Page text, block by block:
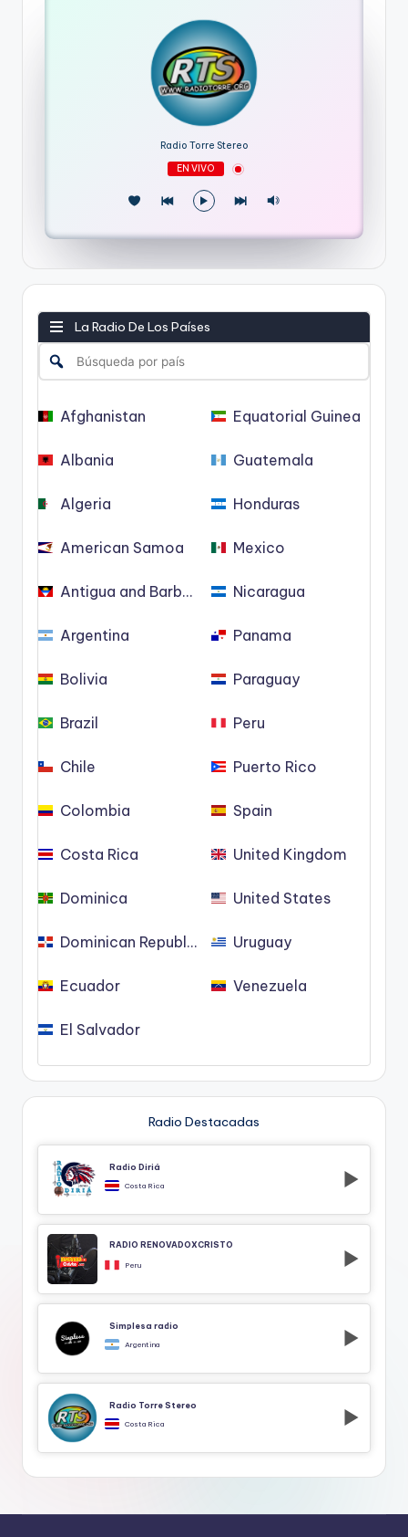
Radio Torre Stereo
EN VIVO
La Radio De Los Países
Afghanistan
Albania
Algeria
American Samoa
Antigua and Barbuda
Argentina
Bolivia
Brazil
Chile
Colombia
Costa Rica
Dominica
Dominican Republic
Ecuador
El Salvador
Equatorial Guinea
Guatemala
Honduras
Mexico
Nicaragua
Panama
Paraguay
Peru
Puerto Rico
Spain
United Kingdom
United States
Uruguay
Venezuela
Radio Destacadas
Radio Diriá
Costa Rica
RADIO RENOVADOXCRISTO
Peru
Simplesa radio
Argentina
Radio Torre Stereo
Costa Rica